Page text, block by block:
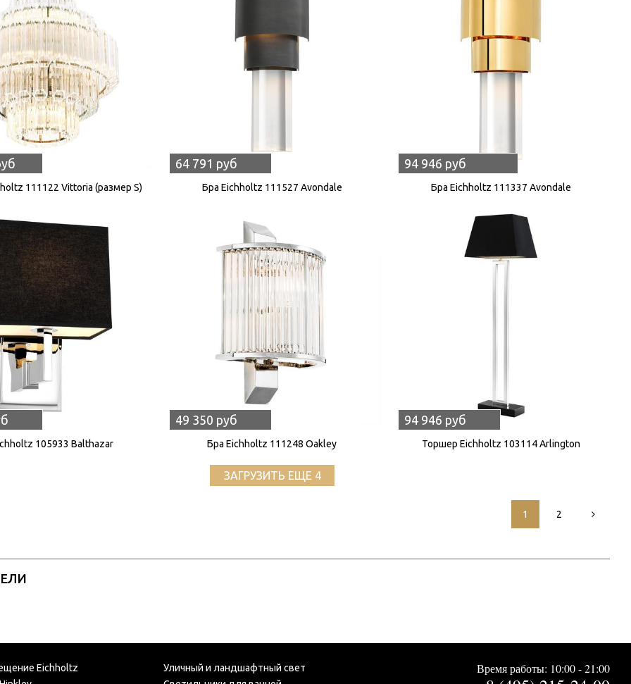
111122 Vittoria (размер S)
64 791 руб
Бра Eichholtz 111527 Avondale
94 946 руб
Бра Eichholtz 111337 Avondale
105933 Balthazar
49 350 руб
Бра Eichholtz 111248 Oakley
94 946 руб
Торшер Eichholtz 103114 Arlington
ЗАГРУЗИТЬ ЕЩЕ 4
1 2
Eichholtz
Уличный и ландшафтный свет
Время работы: 10:00 - 21:00